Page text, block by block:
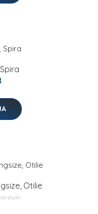
Otilie
EUR